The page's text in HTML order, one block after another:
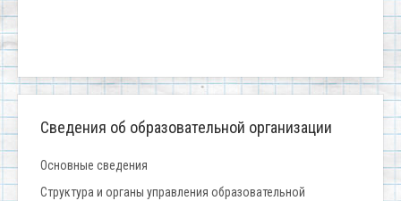
Сведения об образовательной организации
Основные сведения
Структура и органы управления образовательной